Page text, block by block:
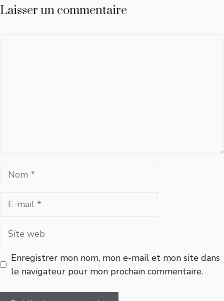
Laisser un commentaire
Nom
Site
Enregistrer mon nom, mon e-mail et mon site dans
le navigateur pour mon prochain commentaire.